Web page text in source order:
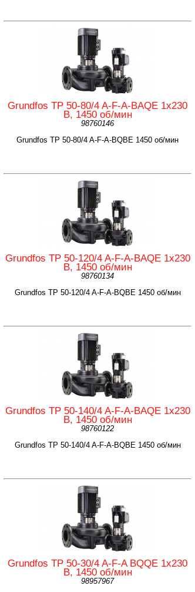
Grundfos TP 50-80/4 A-F-A-BAQE 1x230
B, 1450 об/мин
98760146
Grundfos TP 50-80/4 A-F-A-BQBE 1450 об/мин
Grundfos TP 50-120/4 A-F-A-BAQE 1x230
B, 1450 об/мин
98760134
Grundfos TP 50-120/4 A-F-A-BQBE 1450 об/мин
Grundfos TP 50-140/4 A-F-A-BAQE 1x230
B, 1450 об/мин
98760122
Grundfos TP 50-140/4 A-F-A-BQBE 1450 об/мин
Grundfos TP 50-30/4 A-F-A BQQE 1x230
В, 1450 об/мин
98957967